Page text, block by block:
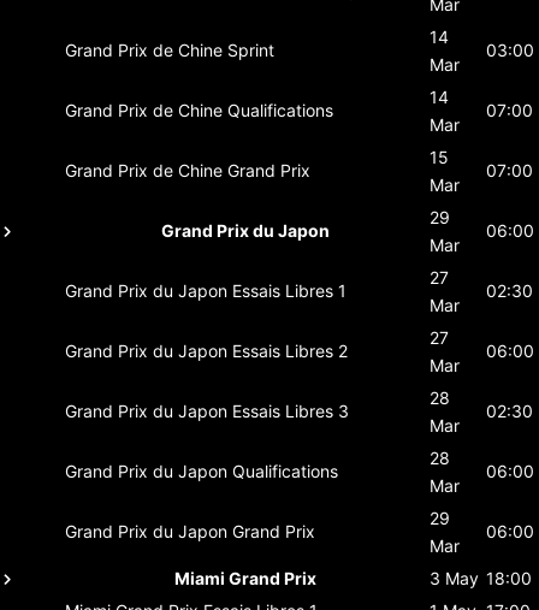
Grand Prix de Chine Sprint
14
Mar
03:00
Grand Prix de Chine Qualifications
14
Mar
07:00
Grand Prix de Chine Grand Prix
15
Mar
07:00
Grand Prix du Japon
29
Mar
06:00
Grand Prix du Japon Essais Libres 1
27
Mar
02:30
Grand Prix du Japon Essais Libres 2
27
Mar
06:00
Grand Prix du Japon Essais Libres 3
28
Mar
02:30
Grand Prix du Japon Qualifications
28
Mar
06:00
Grand Prix du Japon Grand Prix
29
Mar
06:00
Miami Grand Prix 3 May 18:00